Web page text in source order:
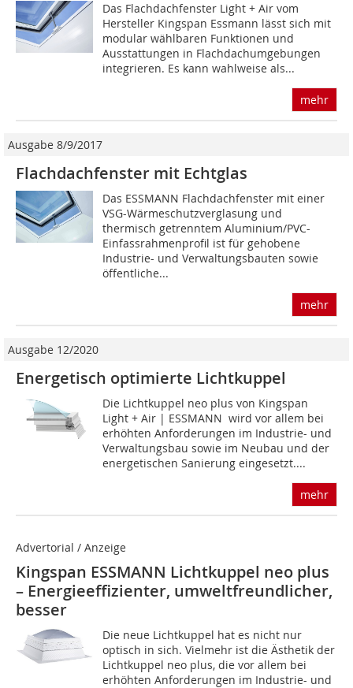
Das Flachdachfenster Light + Air vom
Hersteller Kingspan Essmann lässt sich mit
modular wählbaren Funktionen und
Ausstattungen in Flachdachumgebungen
integrieren. Es kann wahlweise als...
mehr
Ausgabe 8/9/2017
Flachdachfenster mit Echtglas
Das ESSMANN Flachdachfenster mit einer
VSG-Wärmeschutzverglasung und
thermisch getrenntem Aluminium/PVC-
Einfassrahmenprofil ist für gehobene
Industrie- und Verwaltungsbauten sowie
öffentliche...
mehr
Ausgabe 12/2020
Energetisch optimierte Lichtkuppel
Die Lichtkuppel neo plus von Kingspan
Light + Air | ESSMANN wird vor allem bei
erhöhten Anforderungen im Industrie- und
Verwaltungsbau sowie im Neubau und der
energetischen Sanierung eingesetzt....
mehr
Advertorial / Anzeige
Kingspan ESSMANN Lichtkuppel neo plus
– Energieeffizienter, umweltfreundlicher,
besser
Die neue Lichtkuppel hat es nicht nur
optisch in sich. Vielmehr ist die Ästhetik der
Lichtkuppel neo plus, die vor allem bei
erhöhten Anforderungen im Industrie- und